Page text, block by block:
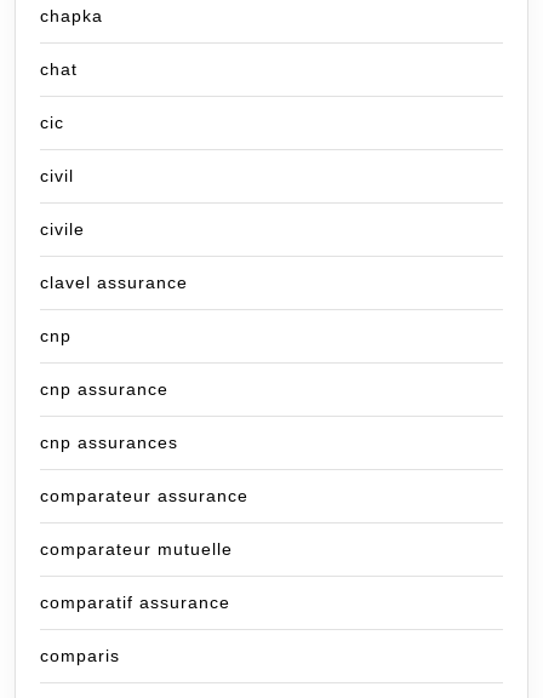
chapka
chat
cic
civil
civile
clavel assurance
cnp
cnp assurance
cnp assurances
comparateur assurance
comparateur mutuelle
comparatif assurance
comparis